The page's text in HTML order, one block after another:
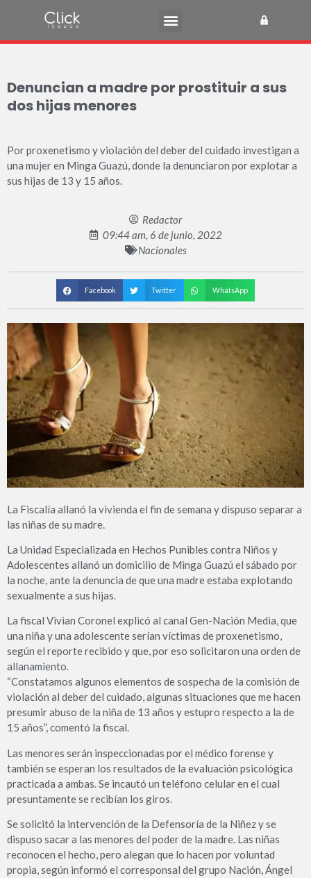
Denuncian a madre por prostituir a sus
dos hijas menores
Por proxenetismo y violación del deber del cuidado investigan a
una mujer en Minga Guazú, donde la denunciaron por explotar a
sus hijas de 13 y 15 años.
Redactor
09:44 am, 6 de junio, 2022
Nacionales
Facebook Twitter WhatsApp
La Fiscalía allanó la vivienda el fin de semana y dispuso separar a
las niñas de su madre.
La Unidad Especializada en Hechos Punibles contra Niños y
Adolescentes allanó un domicilio de Minga Guazú el sábado por
la noche, ante la denuncia de que una madre estaba explotando
sexualmente a sus hijas.
La fiscal Vivian Coronel explicó al canal Gen-Nación Media, que
una niña y una adolescente serían víctimas de proxenetismo,
según el reporte recibido y que, por eso solicitaron una orden de
allanamiento.
“Constatamos algunos elementos de sospecha de la comisión de
violación al deber del cuidado, algunas situaciones que me hacen
presumir abuso de la niña de 13 años y estupro respecto a la de
15 años”, comentó la fiscal.
Las menores serán inspeccionadas por el médico forense y
también se esperan los resultados de la evaluación psicológica
practicada a ambas. Se incautó un teléfono celular en el cual
presuntamente se recibían los giros.
Se solicitó la intervención de la Defensoría de la Niñez y se
dispuso sacar a las menores del poder de la madre. Las niñas
reconocen el hecho, pero alegan que lo hacen por voluntad
propia, según informó el corresponsal del grupo Nación, Ángel